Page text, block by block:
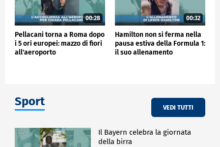
00:28
Pellacani torna a Roma dopo
i 5 ori europei: mazzo di fiori
all'aeroporto
00:32
Hamilton non si ferma nella
pausa estiva della Formula 1:
il suo allenamento
Sport VEDI TUTTI
Il Bayern celebra la giornata
della birra